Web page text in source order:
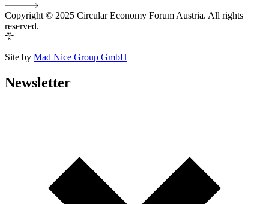
Copyright © 2025 Circular Economy Forum Austria. All rights
reserved.
Site by Mad Nice Group GmbH
Newsletter